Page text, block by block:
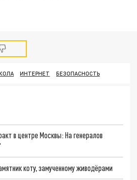
ИНТЕРНЕТ БЕЗОПАСНОСТЬ
в центре Москвы: На генералов
коту, замученному живодёрами